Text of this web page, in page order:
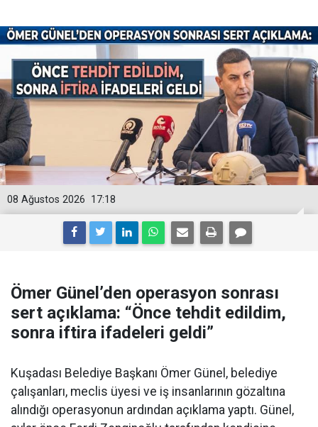
17:18
08 Ağustos 2026
Ömer Günel’den operasyon sonrası
sert açıklama: “Önce tehdit edildim,
sonra iftira ifadeleri geldi”
Kuşadası Belediye Başkanı Ömer Günel, belediye
çalışanları, meclis üyesi ve iş insanlarının gözaltına
alındığı operasyonun ardından açıklama yaptı. Günel,